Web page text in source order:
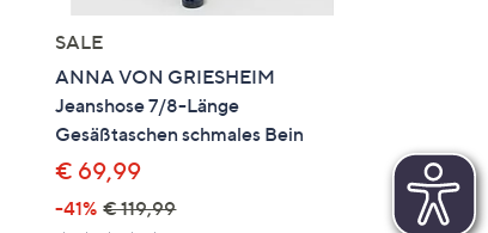
SALE
ANNA VON GRIESHEIM
Jeanshose 7/8-Länge
Gesäßtaschen schmales Bein
€ 69,99
-41% € 119,99